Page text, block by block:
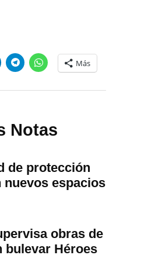
Más
Notas
de protección
nuevos espacios
obras de
bulevar Héroes